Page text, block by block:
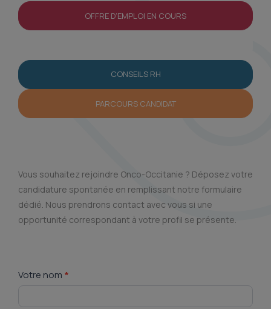
OFFRE D’EMPLOI EN COURS
CONSEILS RH
PARCOURS CANDIDAT
Vous souhaitez rejoindre Onco-Occitanie ? Déposez votre
candidature spontanée en remplissant notre formulaire
dédié. Nous prendrons contact avec vous si une
opportunité correspondant à votre profil se présente.
Candidature
Votre nom *